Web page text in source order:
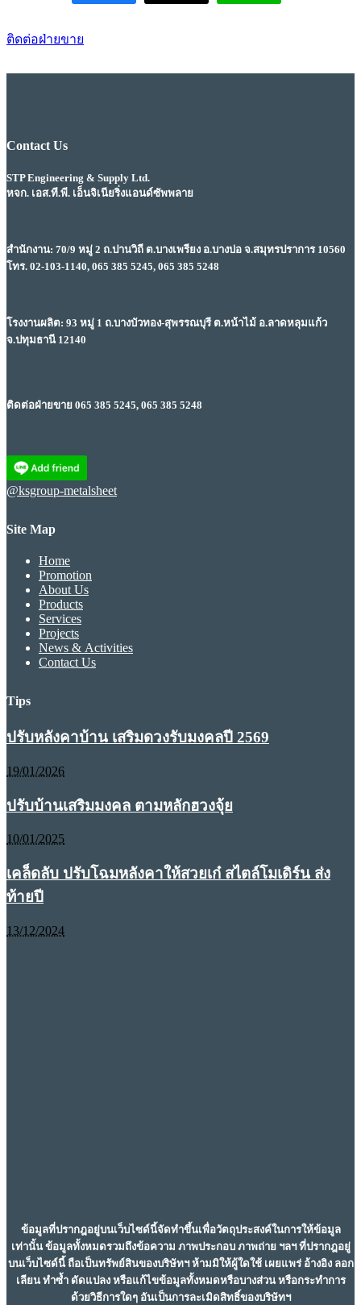
ติดต่อฝ่ายขาย
Contact Us
STP Engineering & Supply Ltd.
หจก. เอส.ที.พี. เอ็นจิเนียริ่งแอนด์ซัพพลาย
สำนักงาน: 70/9 หมู่ 2 ถ.ปานวิถี ต.บางเพรียง อ.บางบ่อ จ.สมุทรปราการ 10560
โทร. 02-103-1140, 065 385 5245, 065 385 5248
โรงงานผลิต: 93 หมู่ 1 ถ.บางบัวทอง-สุพรรณบุรี ต.หน้าไม้ อ.ลาดหลุมแก้ว
จ.ปทุมธานี 12140
ติดต่อฝ่ายขาย 065 385 5245, 065 385 5248
@ksgroup-metalsheet
Site Map
Home
Promotion
About Us
Products
Services
Projects
News & Activities
Contact Us
Tips
ปรับหลังคาบ้าน เสริมดวงรับมงคลปี 2569
19/01/2026
ปรับบ้านเสริมมงคล ตามหลักฮวงจุ้ย
10/01/2025
เคล็ดลับ ปรับโฉมหลังคาให้สวยเก๋ สไตล์โมเดิร์น ส่ง
ท้ายปี
13/12/2024
ข้อมูลที่ปรากฎอยู่บนเว็บไซด์นี้จัดทำขึ้นเพื่อวัตถุประสงค์ในการให้ข้อมูล
เท่านั้น ข้อมูลทั้งหมดรวมถึงข้อความ ภาพประกอบ ภาพถ่าย ฯลฯ ที่ปรากฎอยู่
บนเว็บไซด์นี้ ถือเป็นทรัพย์สินของบริษัทฯ ห้ามมิให้ผู้ใดใช้ เผยแพร่ อ้างอิง ลอก
เลียน ทำซ้ำ ดัดแปลง หรือแก้ไขข้อมูลทั้งหมดหรือบางส่วน หรือกระทำการ
ด้วยวิธีการใดๆ อันเป็นการละเมิดสิทธิ์ของบริษัทฯ